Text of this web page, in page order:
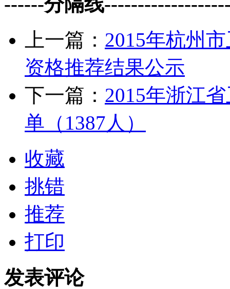
上一篇： 2015年杭州
资格推荐结果公示
下一篇： 2015年浙江
单（1387人）
收藏
挑错
推荐
打印
发表评论